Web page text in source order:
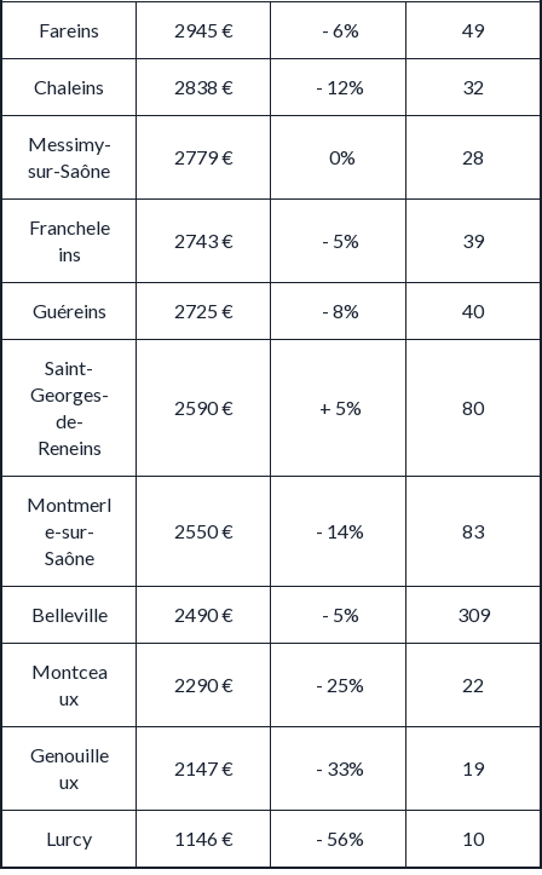
Fareins
2945 € - 6% 49
Chaleins 2838 € - 12% 32
Messimy-
sur-Saône
2779 € 0% 28
Franchele
ins
2743 € - 5% 39
Guéreins 2725 € - 8% 40
Saint-
Georges-
de-
Reneins
2590 € + 5% 80
Montmerl
e-sur-
Saône
2550 € - 14% 83
Belleville 2490 € - 5% 309
Montcea
ux
2290 € - 25% 22
Genouille
ux
2147 € - 33% 19
Lurcy 1146 € - 56% 10